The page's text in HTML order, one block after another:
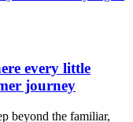
every little
journey
beyond the familiar,